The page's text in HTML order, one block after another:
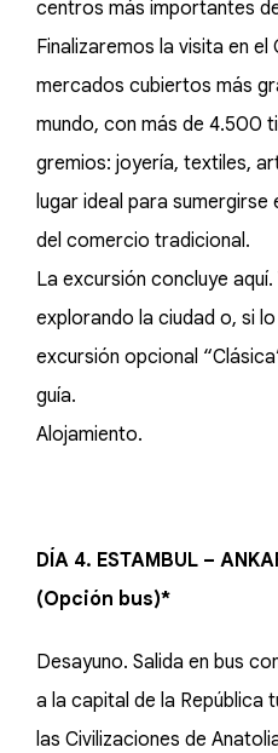
centros más importantes
Finalizaremos la visita en el
mercados cubiertos más
mundo, con más de 4.500
gremios: joyería, textiles,
lugar ideal para sumergirse
del comercio tradicional.
La excursión concluye
explorando la ciudad o, si
excursión opcional
guía.
Alojamiento.
DÍA 4. ESTAMBUL –
(Opción bus)*
Desayuno. Salida en bus
a la capital de la República
las Civilizaciones de